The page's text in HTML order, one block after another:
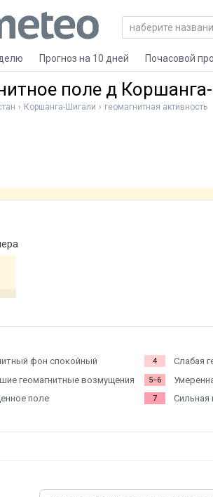
Прогноз на 10 дней Почасовой
поле д
Коршанга-Шигали геомагнитная активность
фон спокойный
геомагнитные возмущения
поле
4 Слабая
5−6
7 Сильная